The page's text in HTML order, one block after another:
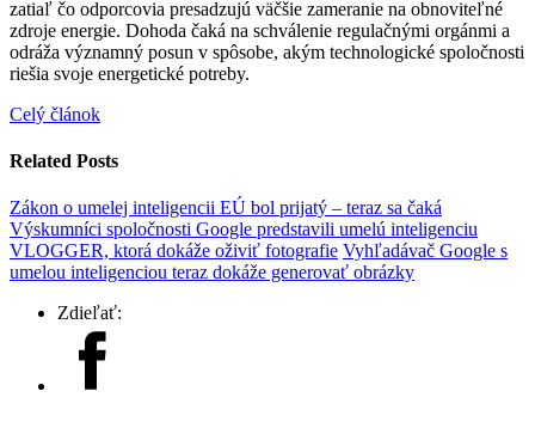
zatiaľ čo odporcovia presadzujú väčšie zameranie na obnoviteľné
zdroje energie. Dohoda čaká na schválenie regulačnými orgánmi a
odráža významný posun v spôsobe, akým technologické spoločnosti
riešia svoje energetické potreby.
Celý článok
Related Posts
Zákon o umelej inteligencii EÚ bol prijatý – teraz sa čaká
Výskumníci spoločnosti Google predstavili umelú inteligenciu
VLOGGER, ktorá dokáže oživiť fotografie Vyhľadávač Google s
umelou inteligenciou teraz dokáže generovať obrázky
Zdieľať: